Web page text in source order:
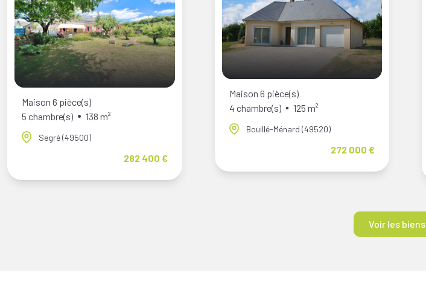
Maison 6 pièce(s)
5 chambre(s)
138 m²
Segré (49500)
282 400 €
Maison 6 pièce(s)
4 chambre(s)
125 m²
Bouillé-Ménard (49520)
272 000 €
Voir les biens